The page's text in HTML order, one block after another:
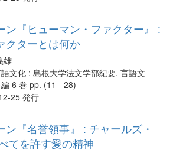
ン『ヒューマン・ファクター』 :
クターとは何か
雄
文化 : 島根大学法文学部紀要. 言語文
6 巻 pp. (11 - 28)
25 発行
ン『名誉領事』 : チャールズ・
てを許す愛の精神